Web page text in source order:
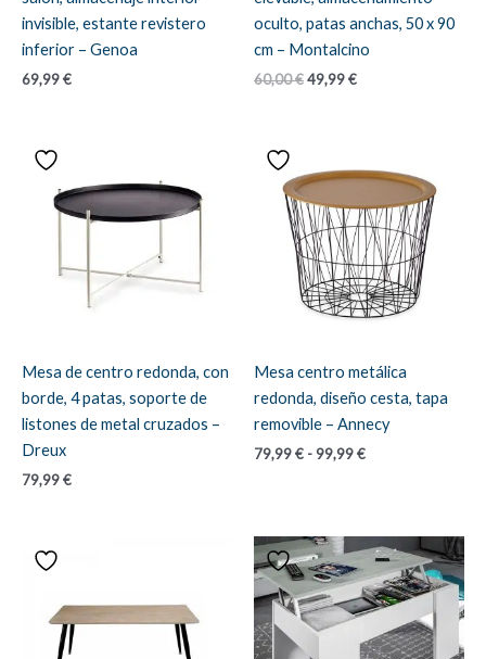
invisible, estante revistero
inferior – Genoa
69,99€
oculto, patas anchas, 50 x 90
cm – Montalcino
60,00€El
49,99€El
Mesa de centro redonda, con
borde, 4 patas, soporte de
listones de metal cruzados –
Dreux
79,99€
Mesa centro metálica
redonda, diseño cesta, tapa
removible – Annecy
79,99€ - 99,99€Rango
hasta
99,99 €